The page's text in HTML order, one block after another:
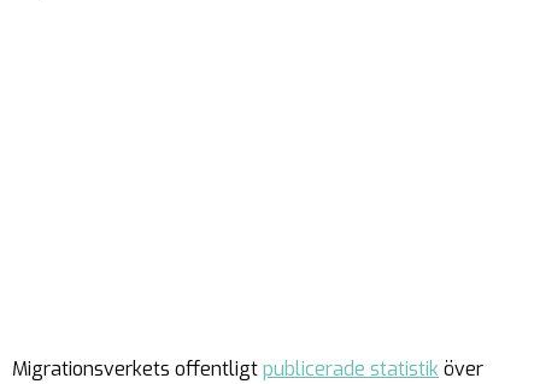
Migrationsverkets offentligtpublicerade statistik över